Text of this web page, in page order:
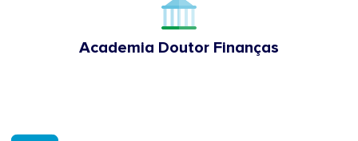
Academia Doutor Finanças